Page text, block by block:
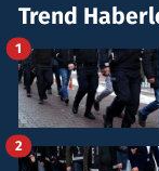
Trend
1
2